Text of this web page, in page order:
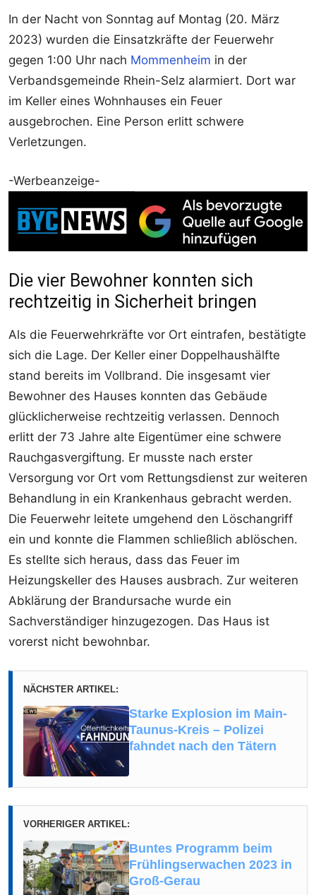
In der Nacht von Sonntag auf Montag (20. März
2023) wurden die Einsatzkräfte der Feuerwehr
gegen 1:00 Uhr nach Mommenheim in der
Verbandsgemeinde Rhein-Selz alarmiert. Dort war
im Keller eines Wohnhauses ein Feuer
ausgebrochen. Eine Person erlitt schwere
Verletzungen.
-Werbeanzeige-
Die vier Bewohner konnten sich
rechtzeitig in Sicherheit bringen
Als die Feuerwehrkräfte vor Ort eintrafen, bestätigte
sich die Lage. Der Keller einer Doppelhaushälfte
stand bereits im Vollbrand. Die insgesamt vier
Bewohner des Hauses konnten das Gebäude
glücklicherweise rechtzeitig verlassen. Dennoch
erlitt der 73 Jahre alte Eigentümer eine schwere
Rauchgasvergiftung. Er musste nach erster
Versorgung vor Ort vom Rettungsdienst zur weiteren
Behandlung in ein Krankenhaus gebracht werden.
Die Feuerwehr leitete umgehend den Löschangriff
ein und konnte die Flammen schließlich ablöschen.
Es stellte sich heraus, dass das Feuer im
Heizungskeller des Hauses ausbrach. Zur weiteren
Abklärung der Brandursache wurde ein
Sachverständiger hinzugezogen. Das Haus ist
vorerst nicht bewohnbar.
NÄCHSTER ARTIKEL:
Starke Explosion im Main-
Taunus-Kreis – Polizei
fahndet nach den Tätern
VORHERIGER ARTIKEL:
Buntes Programm beim
Frühlingserwachen 2023 in
Groß-Gerau